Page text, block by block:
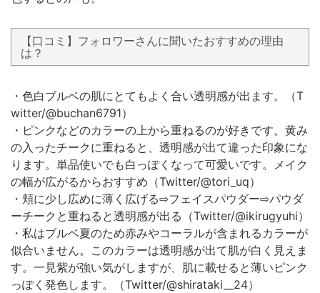
【口コミ】フォロワーさんに聞いたおすすめの理由
は？
・色白ブルベの肌にとてもよく合い透明感が出ます。（T
witter/@buchan6791）
・ピンクなどのカラーの上から重ねるのが好きです。黄み
の入ったチークに重ねると、透明感が出て違った印象にな
ります。単品使いでも白っぽくなって可愛いです。メイク
の幅が広がるからおすすめ（Twitter/@tori_uq）
・頬に少し広めに薄く広げる⇨フェイスパウダー⇨パウダ
ーチークと重ねると透明感が出る（Twitter/@ikirugyuhi）
・私はブルベ夏のため赤みやコーラルが含まれるカラーが
似合いません。このカラーは透明感が出て肌が白く見えま
す。一見紫が強い気がしますが、肌に載せると薄いピンク
っぽく発色します。（Twitter/@shirataki__24）